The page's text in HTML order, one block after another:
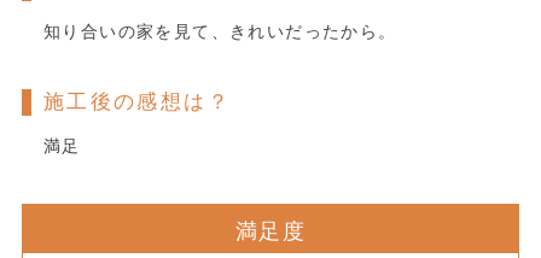
知り合いの家を見て、きれいだったから。
施工後の感想は？
満足
満足度